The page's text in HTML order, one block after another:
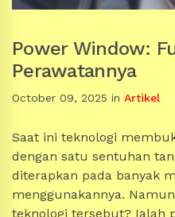
Power Window:
Perawatannya
October 09, 2025 in Artikel
Saat ini teknologi
dengan satu sentuhan
diterapkan pada banyak
menggunakannya.
teknologi tersebut? Ialah